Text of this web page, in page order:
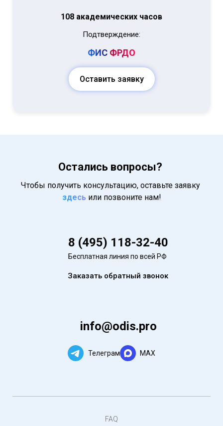
108 академических часов
Подтверждение:
ФИС ФРДО
Оставить заявку
Остались вопросы?
Чтобы получить консультацию, оставьте заявку
здесь или позвоните нам!
8 (495) 118-32-40
Бесплатная линия по всей РФ
Заказать обратный звонок
info@odis.pro
Телеграм MAX
FAQ